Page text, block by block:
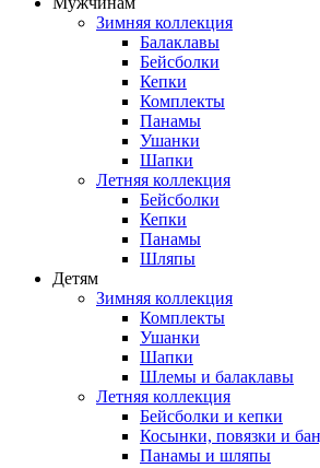
Зимняя коллекция
Балаклавы
Бейсболки
Кепки
Комплекты
Панамы
Ушанки
Шапки
Летняя коллекция
Бейсболки
Кепки
Панамы
Шляпы
Детям
Зимняя коллекция
Комплекты
Ушанки
Шапки
Шлемы и балаклавы
Летняя коллекция
Бейсболки и кепки
Косынки, повязки и
Панамы и шляпы